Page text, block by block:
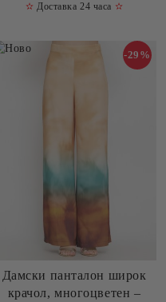
✫ Доставка 24 часа ✫
Дамски панталон широк
крачол, многоцветен –
-29%